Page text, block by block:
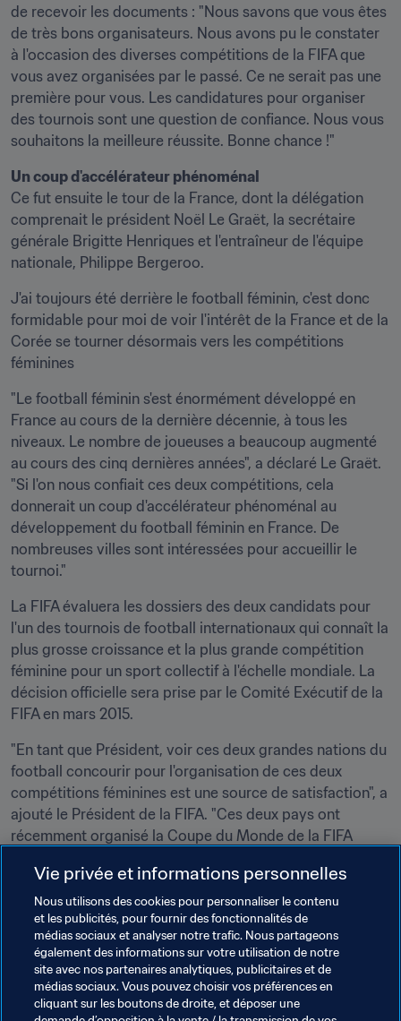
de recevoir les documents : "Nous savons que vous êtes
de très bons organisateurs. Nous avons pu le constater
à l'occasion des diverses compétitions de la FIFA que
vous avez organisées par le passé. Ce ne serait pas une
première pour vous. Les candidatures pour organiser
des tournois sont une question de confiance. Nous vous
souhaitons la meilleure réussite. Bonne chance !"
Un coup d'accélérateur phénoménal
Ce fut ensuite le tour de la France, dont la délégation
comprenait le président Noël Le Graët, la secrétaire
générale Brigitte Henriques et l'entraîneur de l'équipe
nationale, Philippe Bergeroo.
J'ai toujours été derrière le football féminin, c'est donc
formidable pour moi de voir l'intérêt de la France et de la
Corée se tourner désormais vers les compétitions
féminines
"Le football féminin s'est énormément développé en
France au cours de la dernière décennie, à tous les
niveaux. Le nombre de joueuses a beaucoup augmenté
au cours des cinq dernières années", a déclaré Le Graët.
"Si l'on nous confiait ces deux compétitions, cela
donnerait un coup d'accélérateur phénoménal au
développement du football féminin en France. De
nombreuses villes sont intéressées pour accueillir le
tournoi."
La FIFA évaluera les dossiers des deux candidats pour
l'un des tournois de football internationaux qui connaît la
plus grosse croissance et la plus grande compétition
féminine pour un sport collectif à l'échelle mondiale. La
décision officielle sera prise par le Comité Exécutif de la
FIFA en mars 2015.
"En tant que Président, voir ces deux grandes nations du
football concourir pour l'organisation de ces deux
compétitions féminines est une source de satisfaction", a
ajouté le Président de la FIFA. "Ces deux pays ont
récemment organisé la Coupe du Monde de la FIFA
collaboration avec le Japon - en 2002. J'ai toujours été
derrière le football féminin, c'est donc formidable pour
moi de voir que leur intérêt se tourne désormais vers les
compétitions féminines. Je leur souhaite à tous les deux
bonne chance évidemment, et je suis convaincu que quel
que soit le gagnant, ces deux compétitions auront des
organisateurs fantastiques."
Vie privée et informations personnelles
Nous utilisons des cookies pour personnaliser le contenu
et les publicités, pour fournir des fonctionnalités de
médias sociaux et analyser notre trafic. Nous partageons
également des informations sur votre utilisation de notre
site avec nos partenaires analytiques, publicitaires et de
médias sociaux. Vous pouvez choisir vos préférences en
cliquant sur les boutons de droite, et déposer une